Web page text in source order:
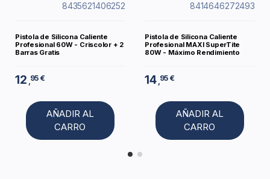
8435621406252
Pistola de Silicona Caliente
Profesional 60W - Criscolor + 2
Barras Gratis
12 ,95 €
AÑADIR AL
CARRO
8414646272493
Pistola de Silicona Caliente
Profesional MAXI SuperTite
80W - Máximo Rendimiento
14 ,95 €
AÑADIR AL
CARRO